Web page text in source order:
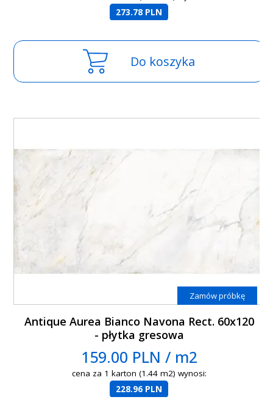
273.78 PLN
Do koszyka
Zamów próbkę
Antique Aurea Bianco Navona Rect. 60x120
- płytka gresowa
159.00 PLN / m2
cena za 1 karton (1.44 m2) wynosi:
228.96 PLN